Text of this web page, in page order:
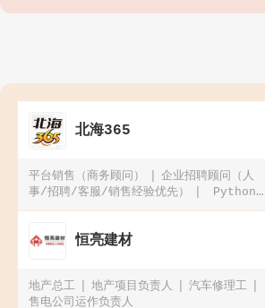
北海365
平台销售（商务顾问）
企业招聘顾问（人
事/招聘/客服/销售经验优先）
Python
开发工程师（软件/AI方向）
微信公众号资
恒亮建材
地产总工 地产项目负责人
汽车修理工
售电公司运作负责人